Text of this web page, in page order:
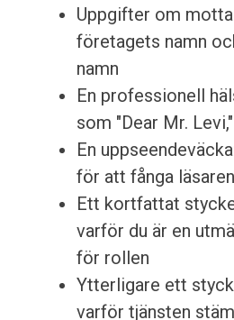
Uppgifter om
företagets namn
namn
En professionell
som "Dear Mr. Levi,"
En
för att fånga
Ett kortfattat
varför du är en
för rollen
Ytterligare ett
varför tjänsten